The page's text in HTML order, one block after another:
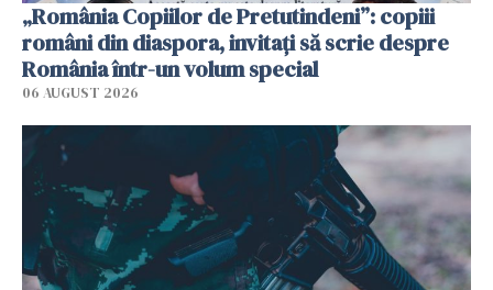
„România Copiilor de Pretutindeni”: copiii
români din diaspora, invitați să scrie despre
România într-un volum special
06 AUGUST 2026